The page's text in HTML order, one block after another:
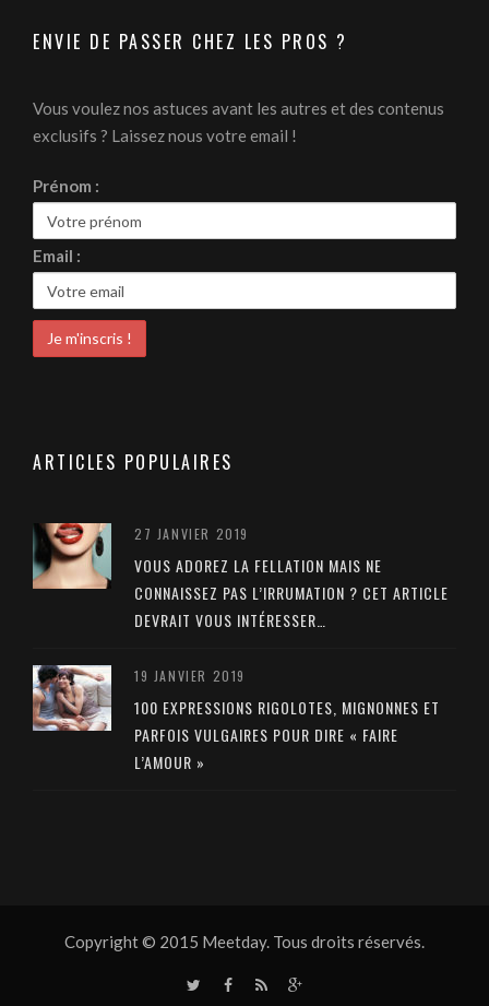
ENVIE DE PASSER CHEZ LES PROS ?
Vous voulez nos astuces avant les autres et des contenus
exclusifs ? Laissez nous votre email !
Prénom :
Email :
ARTICLES POPULAIRES
27 JANVIER 2019
VOUS ADOREZ LA FELLATION MAIS NE
CONNAISSEZ PAS L’IRRUMATION ? CET ARTICLE
DEVRAIT VOUS INTÉRESSER…
19 JANVIER 2019
100 EXPRESSIONS RIGOLOTES, MIGNONNES ET
PARFOIS VULGAIRES POUR DIRE « FAIRE
L’AMOUR »
Copyright © 2015 Meetday. Tous droits réservés.
F
R
G